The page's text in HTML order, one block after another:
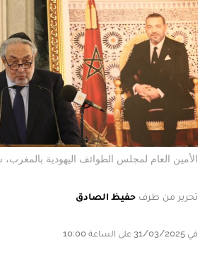
الأمين العام لمجلس الطوائف اليهودية بالمغرب،
تحرير من طرف حفيظ الصادق
في 31/03/2025 على الساعة 10:00